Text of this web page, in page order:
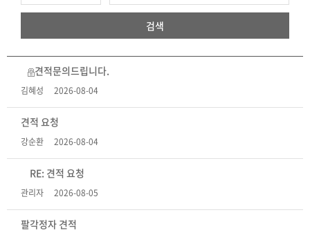
검색
견적문의드립니다.
김혜성 2026-08-04
견적 요청
강순환 2026-08-04
RE: 견적 요청
관리자 2026-08-05
팔각정자 견적